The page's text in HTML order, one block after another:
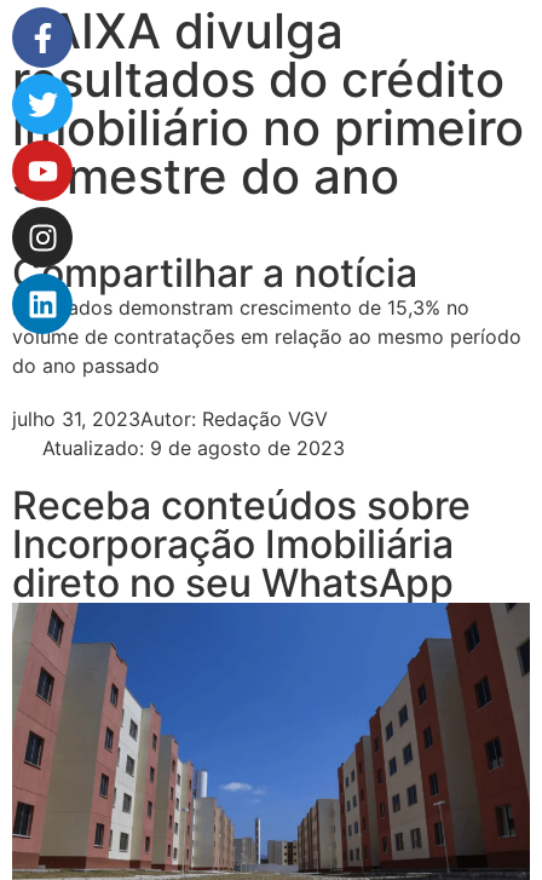
CAIXA divulga
resultados do crédito
imobiliário no primeiro
semestre do ano
Compartilhar a notícia
Resultados demonstram crescimento de 15,3% no
volume de contratações em relação ao mesmo período
do ano passado
julho 31, 2023Autor: Redação VGV
Atualizado: 9 de agosto de 2023
Receba conteúdos sobre
Incorporação Imobiliária
direto no seu WhatsApp